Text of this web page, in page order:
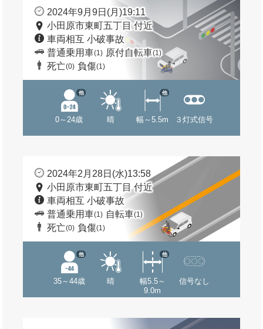
2024年9月9日(月)19:11
小田原市東町五丁目 付近
車両相互 小破事故
普通乗用車(1) 原付自転車(1)
死亡(0) 負傷(1)
0～24歳
他
晴 幅～5.5m
他
３灯式信号
2024年2月28日(水)13:58
小田原市東町五丁目 付近
車両相互 小破事故
普通乗用車(1) 自転車(1)
死亡(0) 負傷(1)
35～44歳
他
晴
幅5.5～
9.0m
他
信号なし